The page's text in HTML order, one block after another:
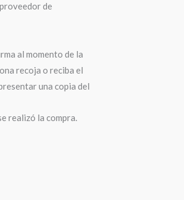
de
al momento de la
recoja o reciba el
una copia del
realizó la compra.